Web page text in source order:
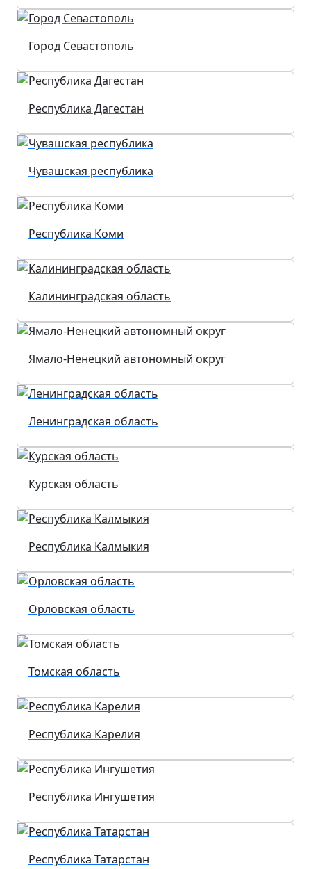
Город Севастополь
Республика Дагестан
Чувашская республика
Республика Коми
Калининградская область
Ямало-Ненецкий автономный округ
Ленинградская область
Курская область
Республика Калмыкия
Орловская область
Томская область
Республика Карелия
Республика Ингушетия
Республика Татарстан